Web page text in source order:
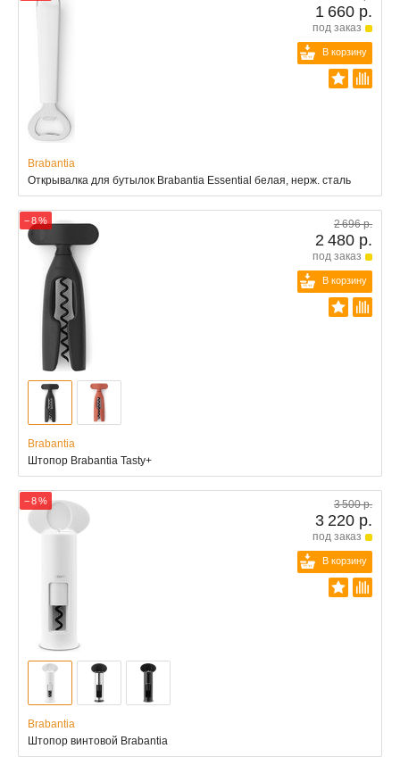
1 660 р.
под заказ
В корзину
Brabantia
Открывалка для бутылок Brabantia Essential белая, нерж. сталь
− 8 % 2 696 р.
2 480 р.
под заказ
В корзину
Brabantia
Штопор Brabantia Tasty+
− 8 % 3 500 р.
3 220 р.
под заказ
В корзину
Brabantia
Штопор винтовой Brabantia